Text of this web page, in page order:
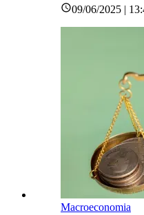
09/06/2025 |
Macroeconomia